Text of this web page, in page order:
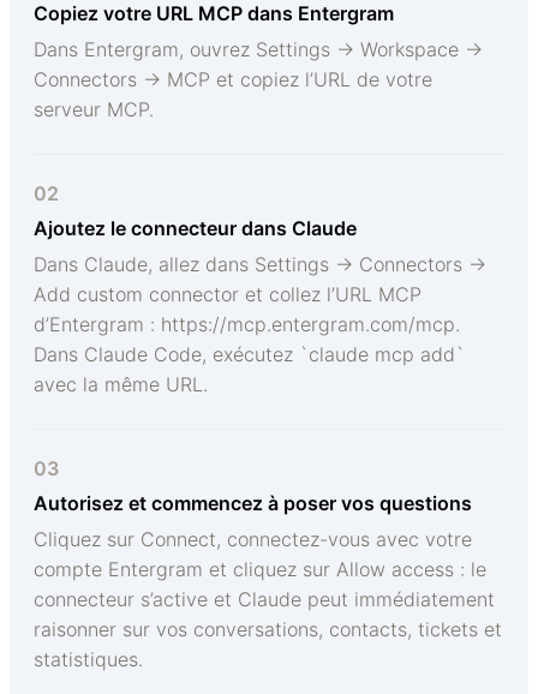
Copiez votre URL MCP dans Entergram
Dans Entergram, ouvrez Settings → Workspace →
Connectors → MCP et copiez l’URL de votre
serveur MCP.
02
Ajoutez le connecteur dans Claude
Dans Claude, allez dans Settings → Connectors →
Add custom connector et collez l’URL MCP
d’Entergram : https://mcp.entergram.com/mcp.
Dans Claude Code, exécutez `claude mcp add`
avec la même URL.
03
Autorisez et commencez à poser vos questions
Cliquez sur Connect, connectez-vous avec votre
compte Entergram et cliquez sur Allow access : le
connecteur s’active et Claude peut immédiatement
raisonner sur vos conversations, contacts, tickets et
statistiques.